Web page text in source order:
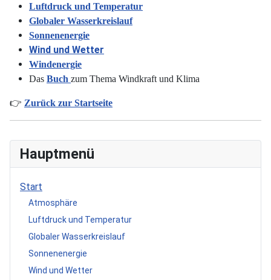
Luftdruck und Temperatur
Globaler Wasserkreislauf
Sonnenenergie
Wind und Wetter
Windenergie
Das Buch zum Thema Windkraft und Klima
👉 Zurück zur Startseite
Hauptmenü
Start
Atmosphäre
Luftdruck und Temperatur
Globaler Wasserkreislauf
Sonnenenergie
Wind und Wetter